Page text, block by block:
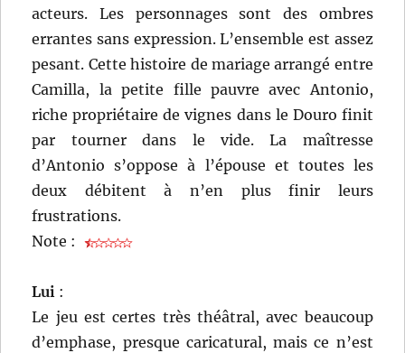
acteurs. Les personnages sont des ombres
errantes sans expression. L’ensemble est assez
pesant. Cette histoire de mariage arrangé entre
Camilla, la petite fille pauvre avec Antonio,
riche propriétaire de vignes dans le Douro finit
par tourner dans le vide. La maîtresse
d’Antonio s’oppose à l’épouse et toutes les
deux débitent à n’en plus finir leurs
frustrations.
Note :
Lui :
Le jeu est certes très théâtral, avec beaucoup
d’emphase, presque caricatural, mais ce n’est